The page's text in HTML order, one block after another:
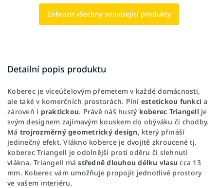
Zobrazit všechny související produkty
Detailní popis produktu
Koberec je víceúčelovým přemetem v každé domácnosti,
ale také v komerčních prostorách. Plní estetickou funkcia
zároveň i praktickou. Právě náš hustý koberec Triangellje
svým designem zajímavým kouskem do obýváku či chodby.
Má trojrozměrný geometrický design, který přináší
jedinečný efekt. Vlákno koberce je dvojitě zkroucené tj.
koberec Triangell je odolnější proti oděru či slehnutí
vlákna. Triangell má středně dlouhou délku vlasu cca 13
mm. Koberec vám umožňuje propojit jednotlivé prostory
ve vašem interiéru.